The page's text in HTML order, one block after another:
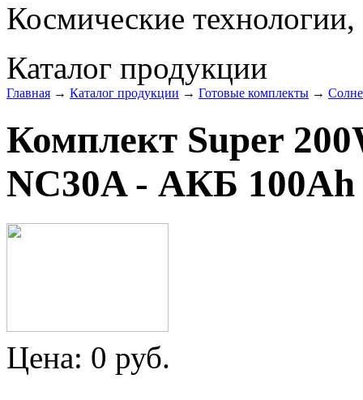
Космические технологии,
Каталог продукции
Главная → Каталог продукции → Готовые комплекты →
Комплект Super
NC30A - АКБ 100Ah
Цена: 0 руб.